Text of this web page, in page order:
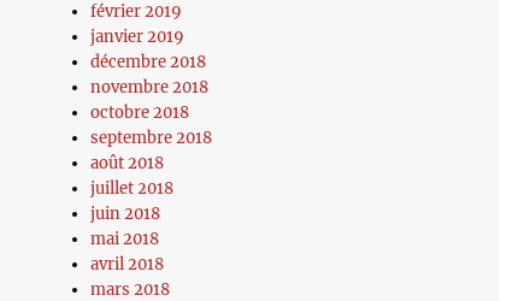
février 2019
janvier 2019
décembre 2018
novembre 2018
octobre 2018
septembre 2018
août 2018
juillet 2018
juin 2018
mai 2018
avril 2018
mars 2018